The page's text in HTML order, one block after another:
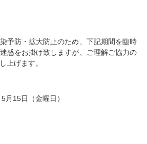
予防・拡大防止のため、下記期間を臨時
惑をお掛け致しますが、ご理解ご協力の
上げます。
月15日（金曜日）